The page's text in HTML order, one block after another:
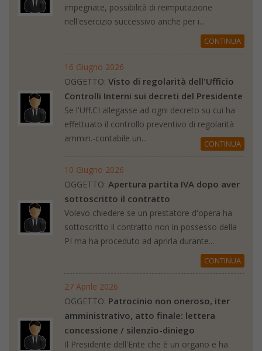
impegnate, possibilità di reimputazione
nell'esercizio successivo anche per i...
CONTINUA
16 Giugno 2026
OGGETTO: Visto di regolarità dell'Ufficio
Controlli Interni sui decreti del Presidente
Se l'Uff.CI allegasse ad ogni decreto su cui ha
effettuato il controllo preventivo di regolarità
ammin.-contabile un...
CONTINUA
10 Giugno 2026
OGGETTO: Apertura partita IVA dopo aver
sottoscritto il contratto
Volevo chiedere se un prestatore d'opera ha
sottoscritto il contratto non in possesso della
PI ma ha proceduto ad aprirla durante...
CONTINUA
27 Aprile 2026
OGGETTO: Patrocinio non oneroso, iter
amministrativo, atto finale: lettera
concessione / silenzio-diniego
Il Presidente dell'Ente che è un organo e ha